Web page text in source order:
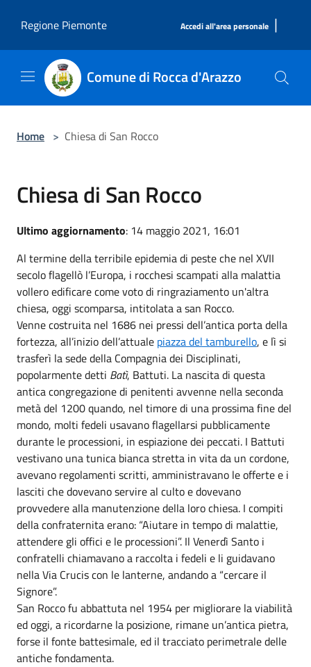
Regione Piemonte
Accedi all'area personale |
Comune di Rocca d'Arazzo
Home > Chiesa di San Rocco
Chiesa di San Rocco
Ultimo aggiornamento: 14 maggio 2021, 16:01
Al termine della terribile epidemia di peste che nel XVII
secolo flagellò l’Europa, i rocchesi scampati alla malattia
vollero edificare come voto di ringraziamento un'altra
chiesa, oggi scomparsa, intitolata a san Rocco.
Venne costruita nel 1686 nei pressi dell’antica porta della
fortezza, all’inizio dell’attuale piazza del tamburello, e lì si
trasferì la sede della Compagnia dei Disciplinati,
popolarmente detti Batì, Battuti. La nascita di questa
antica congregazione di penitenti avvenne nella seconda
metà del 1200 quando, nel timore di una prossima fine del
mondo, molti fedeli usavano flagellarsi pubblicamente
durante le processioni, in espiazione dei peccati. I Battuti
vestivano una tunica bianca stretta in vita da un cordone,
avevano regolamenti scritti, amministravano le offerte e i
lasciti che dovevano servire al culto e dovevano
provvedere alla manutenzione della loro chiesa. I compiti
della confraternita erano: “Aiutare in tempo di malattie,
attendere gli offici e le processioni”. Il Venerdì Santo i
confratelli chiamavano a raccolta i fedeli e li guidavano
nella Via Crucis con le lanterne, andando a “cercare il
Signore”.
San Rocco fu abbattuta nel 1954 per migliorare la viabilità
ed oggi, a ricordarne la posizione, rimane un’antica pietra,
forse il fonte battesimale, ed il tracciato perimetrale delle
antiche fondamenta.